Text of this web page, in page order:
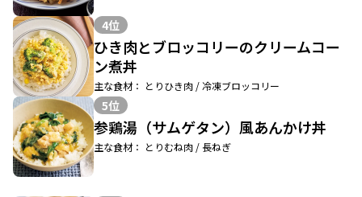
4位
ひき肉とブロッコリーのクリームコー
ン煮丼
主な食材： とりひき肉 / 冷凍ブロッコリー
5位
参鶏湯（サムゲタン）風あんかけ丼
主な食材： とりむね肉 / 長ねぎ